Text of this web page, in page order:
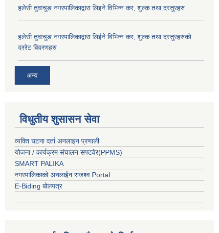
हलेसी तुवाचुङ नगरपालिकाद्वारा लिइने विभिन्न कर, शुल्क तथा दस्तुरहरु
हलेसी तुवाचुङ नगरपालिकाद्वारा लिईने विभिन्न कर, शुल्क तथा दस्तुरहरुकाे
दररेट विवरणहरु
अन्य
विधुतीय शुसासन सेवा
व्यक्ति घटना दर्ता अनलाइन प्रणाली
योजना / कार्यक्रम संचालन सफ्टवेर(PPMS)
SMART PALIKA
नगरपालिकाको अनलाईन राजश्व Portal
E-Biding बोलपत्र